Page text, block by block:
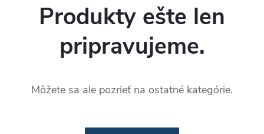
Produkty ešte len
pripravujeme.
Môžete sa ale pozrieť na ostatné kategórie.